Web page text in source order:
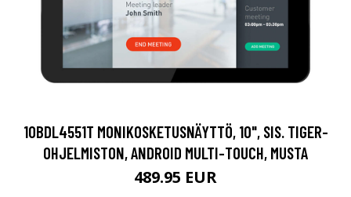
10BDL4551T MONIKOSKETUSNÄYTTÖ, 10", SIS. TIGER-
OHJELMISTON, ANDROID MULTI-TOUCH, MUSTA
489.95 EUR